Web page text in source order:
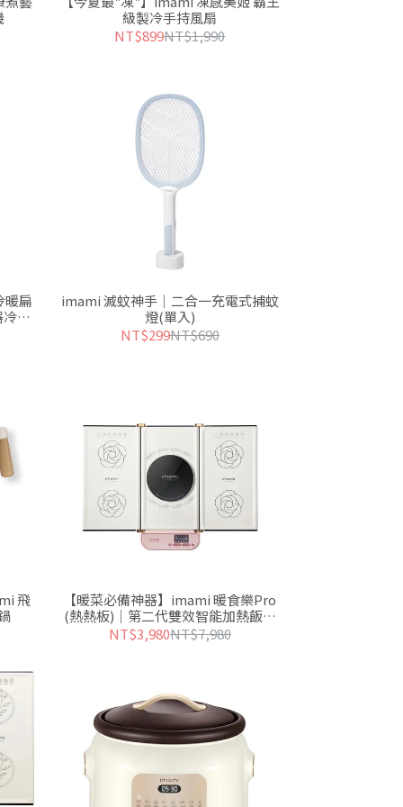
級製冷手持風扇
NT$899NT$1,990
暖扁
暖
imami 滅蚊神手｜二合一充電式捕蚊
燈(單入)
NT$299NT$690
飛
【暖菜必備神器】imami 暖食樂Pro
(熱熱板)｜第二代雙效智能加熱飯菜
保溫板
NT$3,980NT$7,980